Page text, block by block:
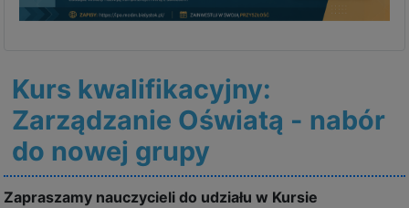
Kurs kwalifikacyjny:
Zarządzanie Oświatą - nabór
do nowej grupy
Zapraszamy nauczycieli do udziału w Kursie